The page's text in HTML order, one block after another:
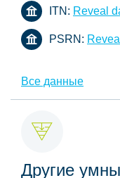
ITN: Reveal
PSRN:
Все данные
Другие